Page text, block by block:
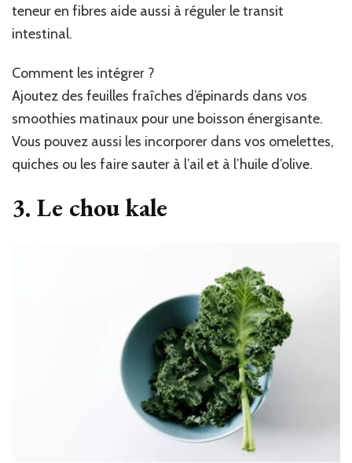
teneur en fibres aide aussi à réguler le transit
intestinal.
Comment les intégrer ?
Ajoutez des feuilles fraîches d’épinards dans vos
smoothies matinaux pour une boisson énergisante.
Vous pouvez aussi les incorporer dans vos omelettes,
quiches ou les faire sauter à l’ail et à l’huile d’olive.
3. Le chou kale